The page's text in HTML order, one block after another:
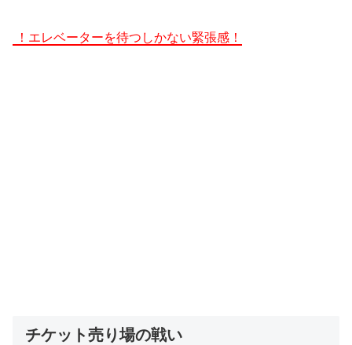
！エレベーターを待つしかない緊張感！
チケット売り場の戦い